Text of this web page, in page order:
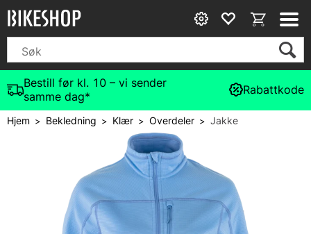
Bestill før kl. 10 – vi sender
samme dag*
Rabattkode
Hjem> Bekledning > Klær>Overdeler>Jakke